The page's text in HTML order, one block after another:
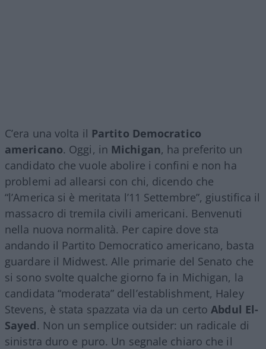
C’era una volta il Partito Democratico
americano. Oggi, in Michigan, ha preferito un
candidato che vuole abolire i confini e non ha
problemi ad allearsi con chi, dicendo che
“l’America si è meritata l’11 Settembre”, giustifica il
massacro di tremila civili americani. Benvenuti
nella nuova normalità. Per capire dove sta
andando il Partito Democratico americano, basta
guardare il Midwest. Alle primarie del Senato che
si sono svolte qualche giorno fa in Michigan, la
candidata “moderata” dell’establishment, Haley
Stevens, è stata spazzata via da un certoAbdul El-
Sayed. Non un semplice outsider: un radicale di
sinistra duro e puro. Un segnale chiaro che il